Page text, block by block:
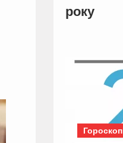
року
Гороскоп